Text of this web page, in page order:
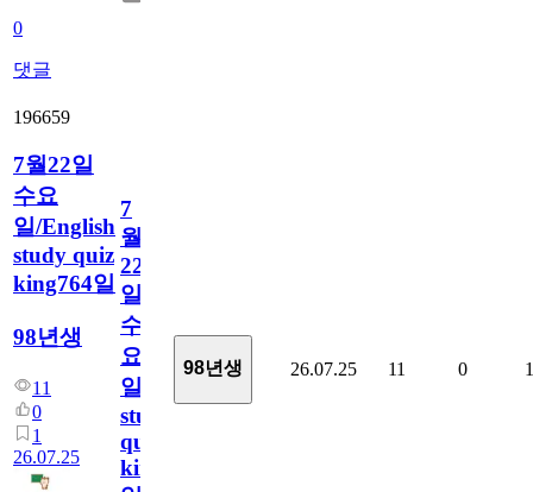
0
댓글
196659
7월22일
수요
일/English
study quiz
king764일
98년생
11
0
1
26.07.25
7
월
22
일
수
요
일/English
study
quiz
king764
98년생 26.07.25 11 0 1